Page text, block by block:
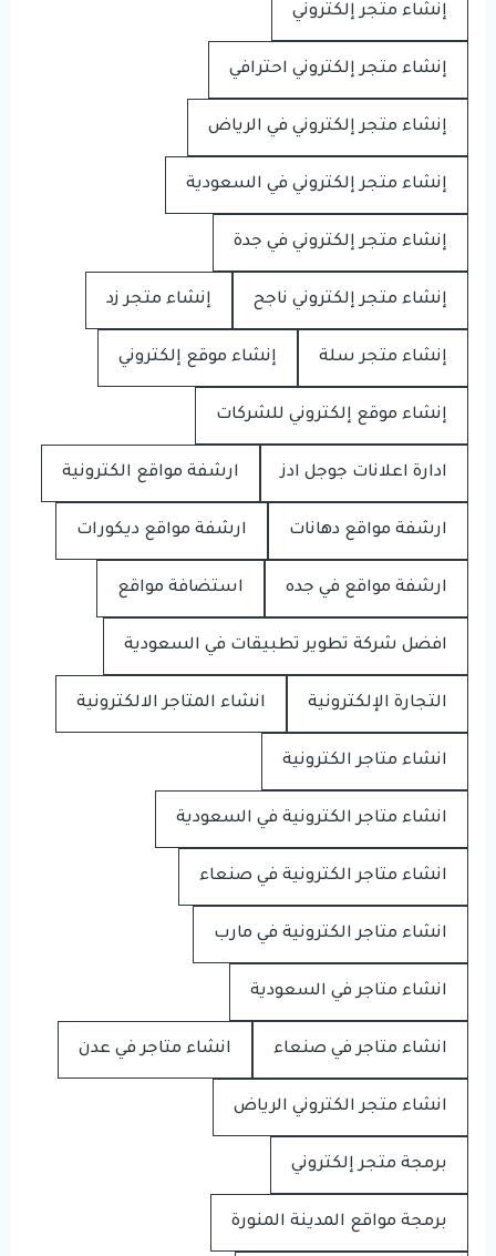
إنشاء متجر إلكتروني
إنشاء متجر إلكتروني احترافي
إنشاء متجر إلكتروني في الرياض
إنشاء متجر إلكتروني في السعودية
إنشاء متجر إلكتروني في جدة
إنشاء متجر إلكتروني ناجح إنشاء متجر زد
إنشاء متجر سلة إنشاء موقع إلكتروني
إنشاء موقع إلكتروني للشركات
ادارة اعلانات جوجل ادز ارشفة مواقع الكترونية
ارشفة مواقع دهانات ارشفة مواقع ديكورات
ارشفة مواقع في جده استضافة مواقع
افضل شركة تطوير تطبيقات في السعودية
التجارة الإلكترونية انشاء المتاجر الالكترونية
انشاء متاجر الكترونية
انشاء متاجر الكترونية في السعودية
انشاء متاجر الكترونية في صنعاء
انشاء متاجر الكترونية في مارب
انشاء متاجر في السعودية
انشاء متاجر في صنعاء انشاء متاجر في عدن
انشاء متجر الكتروني الرياض
برمجة متجر إلكتروني
برمجة مواقع المدينة المنورة